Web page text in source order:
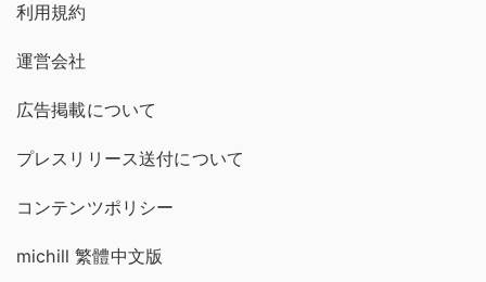
利用規約
運営会社
広告掲載について
プレスリリース送付について
コンテンツポリシー
michill 繁體中文版